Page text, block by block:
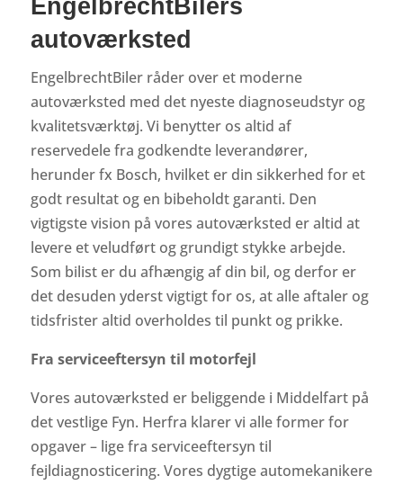
EngelbrechtBilers
autoværksted
EngelbrechtBiler råder over et moderne
autoværksted med det nyeste diagnoseudstyr og
kvalitetsværktøj. Vi benytter os altid af
reservedele fra godkendte leverandører,
herunder fx Bosch, hvilket er din sikkerhed for et
godt resultat og en bibeholdt garanti. Den
vigtigste vision på vores autoværksted er altid at
levere et veludført og grundigt stykke arbejde.
Som bilist er du afhængig af din bil, og derfor er
det desuden yderst vigtigt for os, at alle aftaler og
tidsfrister altid overholdes til punkt og prikke.
Fra serviceeftersyn til motorfejl
Vores autoværksted er beliggende i Middelfart på
det vestlige Fyn. Herfra klarer vi alle former for
opgaver – lige fra serviceeftersyn til
fejldiagnosticering. Vores dygtige automekanikere